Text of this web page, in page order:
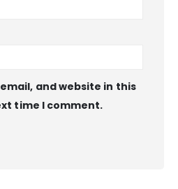
and website in this
time I comment.